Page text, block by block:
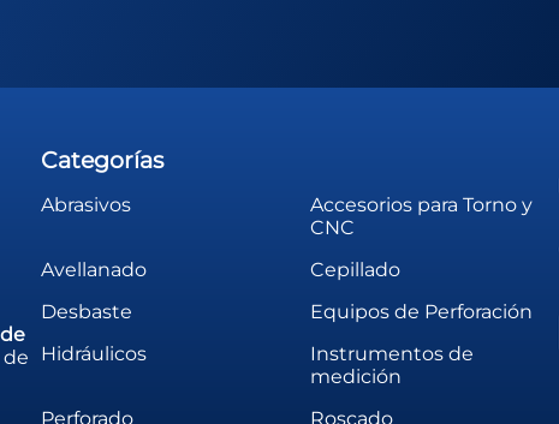
Categorías
Abrasivos
Accesorios para Torno y
CNC
Avellanado
Cepillado
Desbaste
Equipos de Perforación
Hidráulicos
Instrumentos de
medición
Perforado
Roscado